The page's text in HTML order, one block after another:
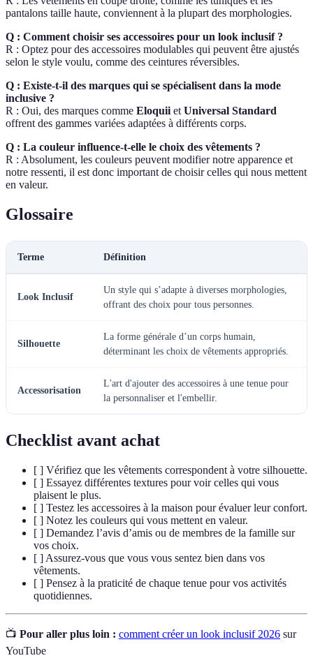
pantalons taille haute, conviennent à la plupart des morphologies.
Q : Comment choisir ses accessoires pour un look inclusif ?
R : Optez pour des accessoires modulables qui peuvent être ajustés
selon le style voulu, comme des ceintures réversibles.
Q : Existe-t-il des marques qui se spécialisent dans la mode
inclusive ?
R : Oui, des marques comme EloquiietUniversal Standard
offrent des gammes variées adaptées à différents corps.
Q : La couleur influence-t-elle le choix des vêtements ?
R : Absolument, les couleurs peuvent modifier notre apparence et
notre ressenti, il est donc important de choisir celles qui nous mettent
en valeur.
Glossaire
Terme Définition
Look Inclusif
Un style qui s’adapte à diverses morphologies,
offrant des choix pour tous personnes.
Silhouette
La forme générale d’un corps humain,
déterminant les choix de vêtements appropriés.
Accessorisation
L'art d'ajouter des accessoires à une tenue pour
la personnaliser et l'embellir.
Checklist avant achat
[ ] Vérifiez que les vêtements correspondent à votre silhouette.
[ ] Essayez différentes textures pour voir celles qui vous
plaisent le plus.
[ ] Testez les accessoires à la maison pour évaluer leur confort.
[ ] Notez les couleurs qui vous mettent en valeur.
[ ] Demandez l’avis d’amis ou de membres de la famille sur
vos choix.
[ ] Assurez-vous que vous vous sentez bien dans vos
vêtements.
[ ] Pensez à la praticité de chaque tenue pour vos activités
quotidiennes.
📺 Pour aller plus loin : comment créer un look inclusif 2026 sur
YouTube